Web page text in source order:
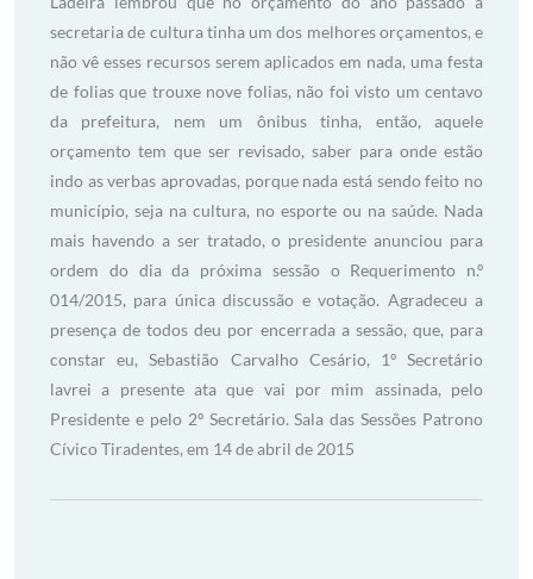
secretaria de cultura tinha um dos melhores orçamentos, e
não vê esses recursos serem aplicados em nada, uma festa
de folias que trouxe nove folias, não foi visto um centavo
da prefeitura, nem um ônibus tinha, então, aquele
orçamento tem que ser revisado, saber para onde estão
indo as verbas aprovadas, porque nada está sendo feito no
município, seja na cultura, no esporte ou na saúde. Nada
mais havendo a ser tratado, o presidente anunciou para
ordem do dia da próxima sessão o Requerimento n.º
014/2015, para única discussão e votação. Agradeceu a
presença de todos deu por encerrada a sessão, que, para
constar eu, Sebastião Carvalho Cesário, 1º Secretário
lavrei a presente ata que vai por mim assinada, pelo
Presidente e pelo 2º Secretário. Sala das Sessões Patrono
Cívico Tiradentes, em 14 de abril de 2015